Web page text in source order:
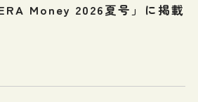
Money 2026夏号」に掲載